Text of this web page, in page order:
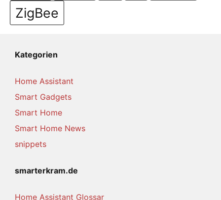
ZigBee
Kategorien
Home Assistant
Smart Gadgets
Smart Home
Smart Home News
snippets
smarterkram.de
Home Assistant Glossar